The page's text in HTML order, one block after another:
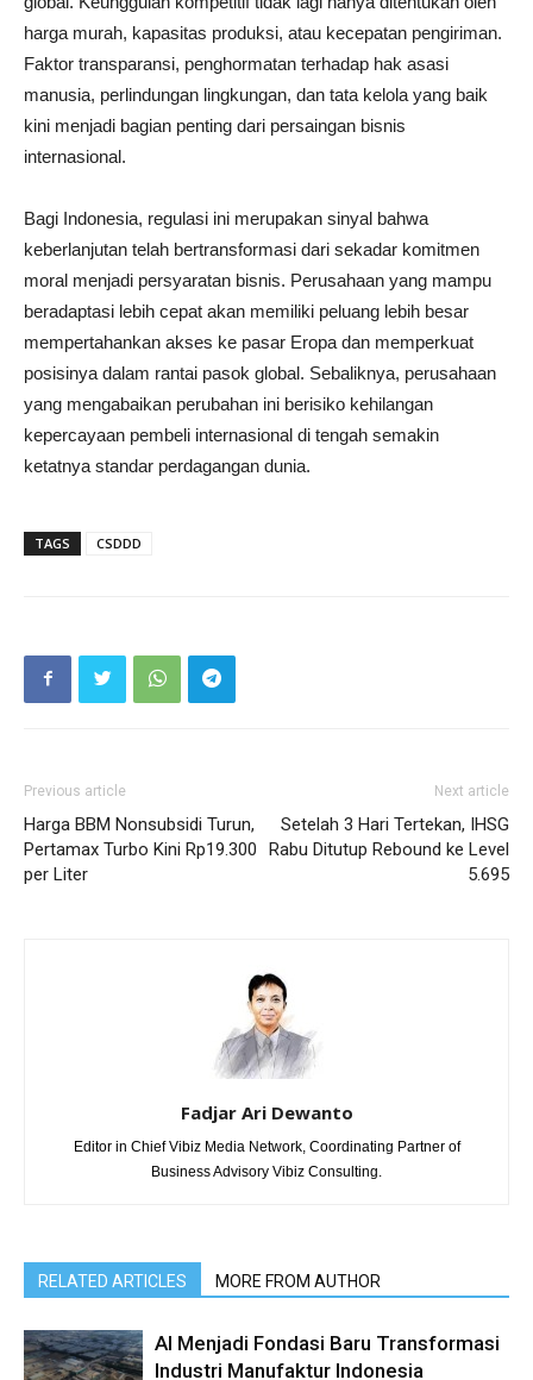
harga murah, kapasitas produksi, atau kecepatan pengiriman.
Faktor transparansi, penghormatan terhadap hak asasi
manusia, perlindungan lingkungan, dan tata kelola yang baik
kini menjadi bagian penting dari persaingan bisnis
internasional.
Bagi Indonesia, regulasi ini merupakan sinyal bahwa
keberlanjutan telah bertransformasi dari sekadar komitmen
moral menjadi persyaratan bisnis. Perusahaan yang mampu
beradaptasi lebih cepat akan memiliki peluang lebih besar
mempertahankan akses ke pasar Eropa dan memperkuat
posisinya dalam rantai pasok global. Sebaliknya, perusahaan
yang mengabaikan perubahan ini berisiko kehilangan
kepercayaan pembeli internasional di tengah semakin
ketatnya standar perdagangan dunia.
TAGS CSDDD
Previous article
Harga BBM Nonsubsidi Turun,
Pertamax Turbo Kini Rp19.300
per Liter
Next article
Setelah 3 Hari Tertekan, IHSG
Rabu Ditutup Rebound ke Level
5.695
Fadjar Ari Dewanto
Editor in Chief Vibiz Media Network, Coordinating Partner of
Business Advisory Vibiz Consulting.
RELATED ARTICLES MORE FROM AUTHOR
AI Menjadi Fondasi Baru Transformasi
Industri Manufaktur Indonesia